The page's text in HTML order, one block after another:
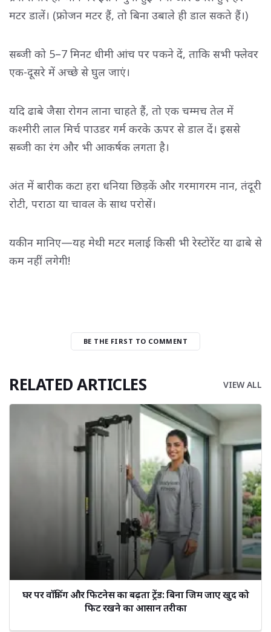
मटर डालें। (फ्रोजन मटर हैं, तो बिना उबाले ही डाल सकते हैं।)
सब्जी को 5–7 मिनट धीमी आंच पर पकने दें, ताकि सभी फ्लेवर
एक-दूसरे में अच्छे से घुल जाएं।
यदि ढाबे जैसा रोगन लाना चाहते हैं, तो एक चम्मच तेल में
कश्मीरी लाल मिर्च पाउडर गर्म करके ऊपर से डाल दें। इससे
सब्जी का रंग और भी आकर्षक लगता है।
अंत में बारीक कटा हरा धनिया छिड़कें और गरमागरम नान, तंदूरी
रोटी, पराठा या चावल के साथ परोसें।
यकीन मानिए—यह मेथी मटर मलाई किसी भी रेस्टोरेंट या ढाबे से
कम नहीं लगेगी!
BE THE FIRST TO COMMENT
RELATED ARTICLES VIEW ALL
घर पर वॉकिंग और फिटनेस का बढ़ता ट्रेंड: बिना जिम जाए खुद को
फिट रखने का आसान तरीका